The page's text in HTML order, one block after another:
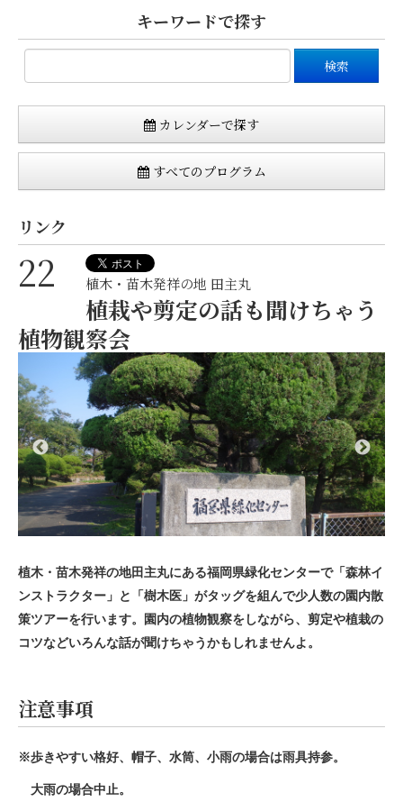
キーワードで探す
カレンダーで探す
すべてのプログラム
リンク
22 植木・苗木発祥の地 田主丸
植栽や剪定の話も聞けちゃう
植物観察会
植木・苗木発祥の地田主丸にある福岡県緑化センターで「森林イ
ンスト ラクター」と「樹木医」がタッグを組んで少人数の園内散
策ツアーを行います。園内の植物観察をしながら、剪定や植栽の
コツなどいろんな話が聞けちゃうかもしれませんよ。
注意事項
※歩きやすい格好、帽子、水筒、小雨の場合は雨具持参。
大雨の場合中止。